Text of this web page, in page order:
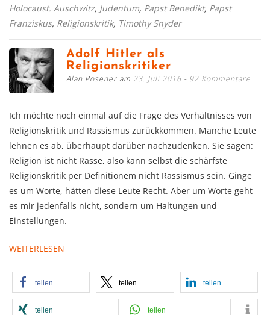
Holocaust. Auschwitz, Judentum, Papst Benedikt, Papst
Franziskus, Religionskritik, Timothy Snyder
Adolf Hitler als
Religionskritiker
Alan Posener am 23. Juli 2016 92 Kommentare
Ich möchte noch einmal auf die Frage des Verhältnisses von
Religionskritik und Rassismus zurückkommen. Manche Leute
lehnen es ab, überhaupt darüber nachzudenken. Sie sagen:
Religion ist nicht Rasse, also kann selbst die schärfste
Religionskritik per Definitionem nicht Rassismus sein. Ginge
es um Worte, hätten diese Leute Recht. Aber um Worte geht
es mir jedenfalls nicht, sondern um Haltungen und
Einstellungen.
WEITERLESEN
teilen teilen teilen
teilen teilen